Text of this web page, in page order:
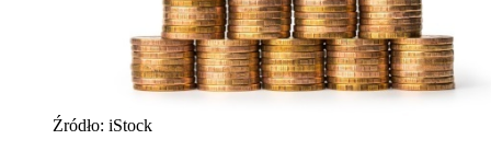
Źródło: iStock